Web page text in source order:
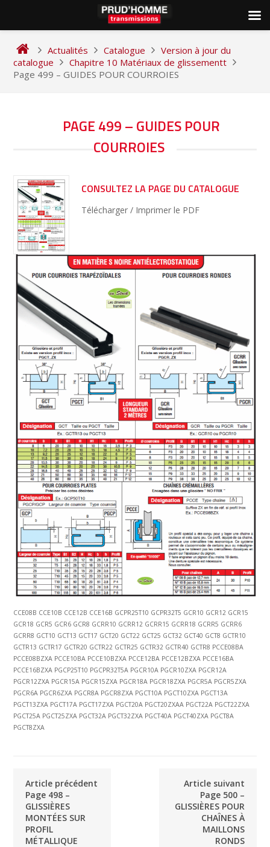
content
Actualités Catalogue
Version à jour du
catalogue
Chapitre 10 Matériaux de glissementt
Page 499 – GUIDES POUR COURROIES
PAGE 499 – GUIDES POUR
COURROIES
CONSULTEZ LA PAGE DU CATALOGUE
Télécharger / Imprimer le PDF
CCE08B CCE10B CCE12B CCE16B GCPR25T10 GCPR32T5 GCR10 GCR12 GCR15
GCR18 GCR5 GCR6 GCR8 GCRR10 GCRR12 GCRR15 GCRR18 GCRR5 GCRR6
GCRR8 GCT10 GCT13 GCT17 GCT20 GCT22 GCT25 GCT32 GCT40 GCT8 GCTR10
GCTR13 GCTR17 GCTR20 GCTR22 GCTR25 GCTR32 GCTR40 GCTR8 PCCE08BA
PCCE08BZXA PCCE10BA PCCE10BZXA PCCE12BA PCCE12BZXA PCCE16BA
PCCE16BZXA PGCP25T10 PGCPR32T5A PGCR10A PGCR10ZXA PGCR12A
PGCR12ZXA PGCR15A PGCR15ZXA PGCR18A PGCR18ZXA PGCR5A PGCR5ZXA
PGCR6A PGCR6ZXA PGCR8A PGCR8ZXA PGCT10A PGCT10ZXA PGCT13A
PGCT13ZXA PGCT17A PGCT17ZXA PGCT20A PGCT20ZXAA PGCT22A PGCT22ZXA
PGCT25A PGCT25ZXA PGCT32A PGCT32ZXA PGCT40A PGCT40ZXA PGCT8A
PGCT8ZXA
NAVIGATION
Article précédent
Page 498 –
GLISSIÈRES
MONTÉES SUR
PROFIL
MÉTALLIQUE
Article suivant
Page 500 –
GLISSIÈRES POUR
CHAÎNES À
MAILLONS
RONDS